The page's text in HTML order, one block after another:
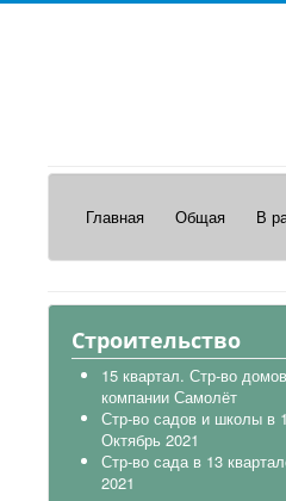
Главная Общая В
Строительство
15 квартал. Стр-во
компании Самолёт
Стр-во садов и школы в
Октябрь 2021
Стр-во сада в 13
2021